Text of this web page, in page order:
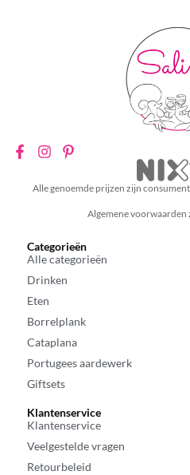
Alle genoemde prijzen zijn
Algemene voorwaarden
Categorieën
Alle categorieën
Drinken
Eten
Borrelplank
Cataplana
Portugees aardewerk
Giftsets
Klantenservice
Klantenservice
Veelgestelde vragen
Retourbeleid